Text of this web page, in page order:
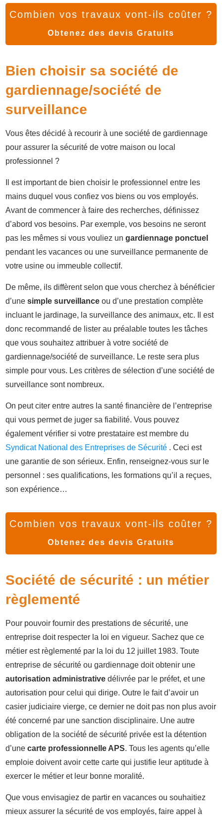
Combien vos travaux vont-ils coûter ?
Obtenez des devis Gratuits
Bien choisir sa société de
gardiennage/société de
surveillance
Vous êtes décidé à recourir à une société de gardiennage
pour assurer la sécurité de votre maison ou local
professionnel ?
Il est important de bien choisir le professionnel entre les
mains duquel vous confiez vos biens ou vos employés.
Avant de commencer à faire des recherches, définissez
d’abord vos besoins. Par exemple, vos besoins ne seront
pas les mêmes si vous vouliez un gardiennage ponctuel
pendant les vacances ou une surveillance permanente de
votre usine ou immeuble collectif.
De même, ils diffèrent selon que vous cherchez à bénéficier
d’une simple surveillance ou d’une prestation complète
incluant le jardinage, la surveillance des animaux, etc. Il est
donc recommandé de lister au préalable toutes les tâches
que vous souhaitez attribuer à votre société de
gardiennage/société de surveillance. Le reste sera plus
simple pour vous. Les critères de sélection d’une société de
surveillance sont nombreux.
On peut citer entre autres la santé financière de l’entreprise
qui vous permet de juger sa fiabilité. Vous pouvez
également vérifier si votre prestataire est membre du
Syndicat National des Entreprises de Sécurité . Ceci est
une garantie de son sérieux. Enfin, renseignez-vous sur le
personnel : ses qualifications, les formations qu’il a reçues,
son expérience…
Combien vos travaux vont-ils coûter ?
Obtenez des devis Gratuits
Société de sécurité : un métier
règlementé
Pour pouvoir fournir des prestations de sécurité, une
entreprise doit respecter la loi en vigueur. Sachez que ce
métier est règlementé par la loi du 12 juillet 1983. Toute
entreprise de sécurité ou gardiennage doit obtenir une
autorisation administrative délivrée par le préfet, et une
autorisation pour celui qui dirige. Outre le fait d’avoir un
casier judiciaire vierge, ce dernier ne doit pas non plus avoir
été concerné par une sanction disciplinaire. Une autre
obligation de la société de sécurité privée est la détention
d’une carte professionnelle APS. Tous les agents qu’elle
emploie doivent avoir cette carte qui justifie leur aptitude à
exercer le métier et leur bonne moralité.
Que vous envisagiez de partir en vacances ou souhaitiez
mieux assurer la sécurité de vos employés, faire appel à